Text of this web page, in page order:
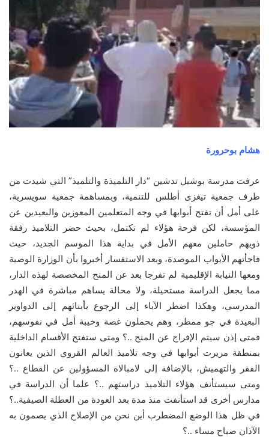
هشام بوحرورة
عرفت مدرسة بوشبل تدشين “دار التلميذة والتلميذ” التي شيدت من
طرف جمعية تيغزى أطلس للتنمية، وبمساهمة جمعية سويسرية،
على أمل أن تفتح أبوابها في وجه المتعلمين المعوزين والبعيدين عن
المؤسسة، لكن فرحة هؤلاء لم تكتمل، بحيث حضر التلاميذ رفقة
ذويهم حاملين معهم الأمل في بداية هذا الموسم الجديد، حيث
فاجأتهم الأبواب الموصدة، وبعد الاستفسار أخبروا بأن الوزارة الوصية
ومعها النيابة الإقليمية لم تفرجا بعد عن المنح المخصصة لهذه الدار،
مما يجعل الدراسة مستحيلة، ولا محالة يساهم مباشرة في الهدر
المدرسي، وهكذا اضطر الآباء إلى الرجوع بأبنائهم إلى الدواوير
البعيدة في جو ممطر، وهم يحملون غصة وخيبة أمل في نفوسهم،
فمتى إذن سيتم الإفراج عن المنح ..؟ ومتى ستفتح الأقسام الداخلية
بمنطقة مريرت أبوابها في وجه تلاميذ العالم القروي الذين يعانون
الفقر والتهميش، بالإضافة إلى لامبالاة المسؤولين عن القطاع ..؟
ومتى سيستأنف هؤلاء التلاميذ دراستهم ..؟ علما أن الدراسة في
مدارس أخرى قد استأنفت منذ مدة بعد العودة من العطلة الصيفية..؟
في ظل هذا الوضع المضطرب أين نحن من الإصلاح الذي يصمون به
الآذان صباح مساء ..؟